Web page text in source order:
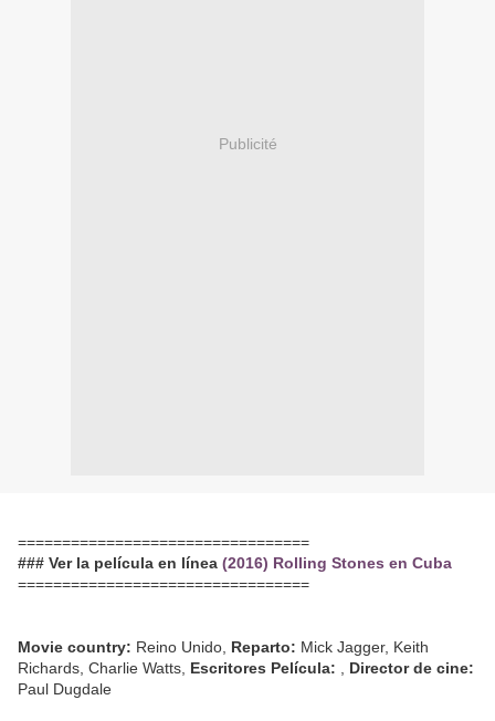
Publicité
=================================
### Ver la película en línea (2016) Rolling Stones en Cuba
=================================
Movie country: Reino Unido, Reparto: Mick Jagger, Keith
Richards, Charlie Watts, Escritores Película:
Director de cine:
Paul Dugdale